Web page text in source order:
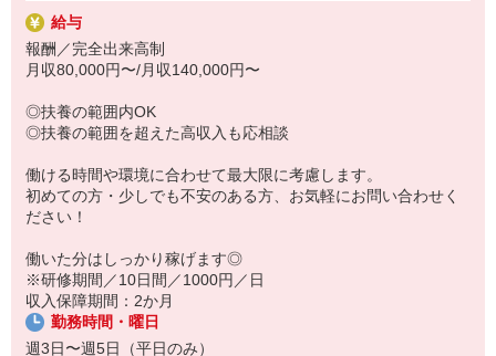
〜ヤクルトスタッフの1日〜
2児の母として仕事と家庭の両立をしているHさん。
実際のワークスタイルを、一例としてご紹介いたします！
※時間は地域によって異なります。
8:30 朝礼が終わったら出発
13:00 お届け修了、翌日準備、集計作業
☆ココがPoint☆
・保育料補助制度があります！
給与
報酬／完全出来高制
月収80,000円〜/月収140,000円〜
◎扶養の範囲内OK
◎扶養の範囲を超えた高収入も応相談
働ける時間や環境に合わせて最大限に考慮します。
初めての方・少しでも不安のある方、お気軽にお問い合わせく
ださい！
働いた分はしっかり稼げます◎
※研修期間／10日間／1000円／日
収入保障期間：2か月
勤務時間・曜日
週3日〜週5日（平日のみ）